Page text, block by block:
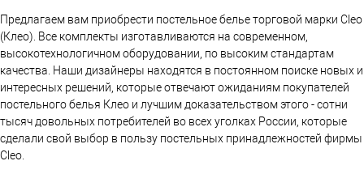
Предлагаем вам приобрести постельное белье торговой марки Cleo
(Клео). Все комплекты изготавливаются на современном,
высокотехнологичном оборудовании, по высоким стандартам
качества. Наши дизайнеры находятся в постоянном поиске новых и
интересных решений, которые отвечают ожиданиям покупателей
постельного белья Клео и лучшим доказательством этого - сотни
тысяч довольных потребителей во всех уголках России, которые
сделали свой выбор в пользу постельных принадлежностей фирмы
Cleo.